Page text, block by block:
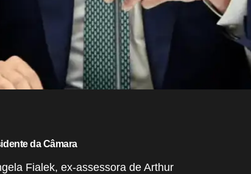
da Câmara
Fialek, ex-assessora de Arthur